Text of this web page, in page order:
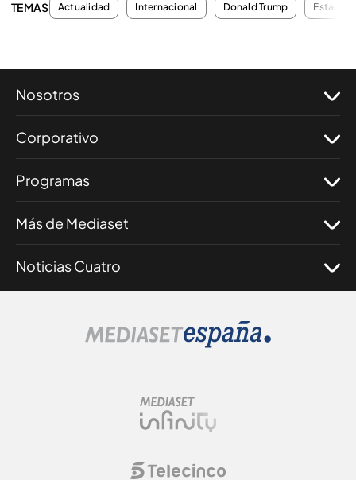
TEMAS Actualidad Internacional Donald Trump Estados
Nosotros
Corporativo
Programas
Más de Mediaset
Noticias Cuatro